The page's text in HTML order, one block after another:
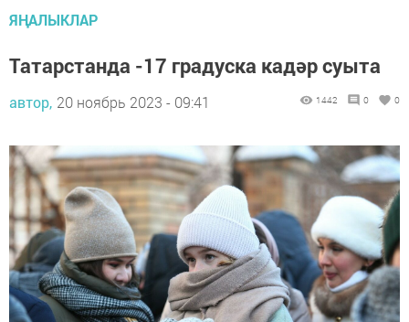
ЯҢАЛЫКЛАР
Татарстанда -17 градуска кадәр суыта
автор, 20 ноябрь 2023 - 09:41 1442 0 0